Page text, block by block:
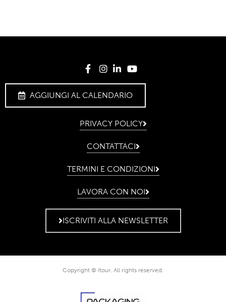
AGGIUNGI AL CALENDARIO
PRIVACY POLICY
CONTATTACI
TERMINI E CONDIZIONI
LAVORA CON NOI
ISCRIVITI ALLA NEWSLETTER
Copyright © Itour. All rights reserved.